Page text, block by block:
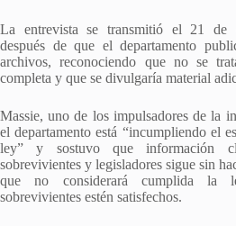
La entrevista se transmitió el 21 de
después de que el departamento
archivos, reconociendo que no se
completa y que se divulgaría material
Massie, uno de los impulsadores de la
el departamento está “incumpliendo el
ley” y sostuvo que información
sobrevivientes y legisladores sigue sin
que no considerará cumplida la
sobrevivientes estén satisfechos.